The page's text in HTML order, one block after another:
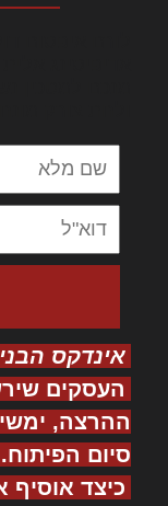
אינדקס
העסקים
ההרצה,
סיום הפיתוח.
כיצד